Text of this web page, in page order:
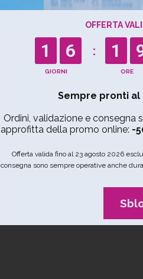
OFFERTA
1 6 1
Sempre pronti al
Ordini, validazione e consegna
approfitta della promo online: -
Offerta valida fino al 23 agosto 2026
consegna sono sempre operative anche